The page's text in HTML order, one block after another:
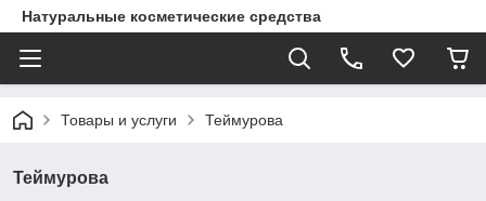
Натуральные косметические средства
Товары и услуги Теймурова
Теймурова